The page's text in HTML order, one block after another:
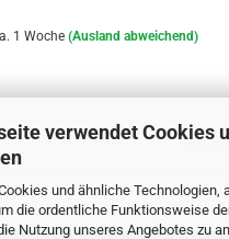
verwendet Cookies
und ähnliche Technologien,
die ordentliche Funktionsweise
Nutzung unseres Angebotes zu
1 Woche (Ausland abweichend)